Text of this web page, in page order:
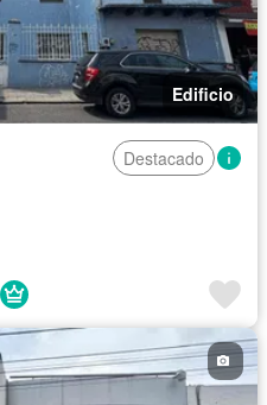
Edificio
Destacado